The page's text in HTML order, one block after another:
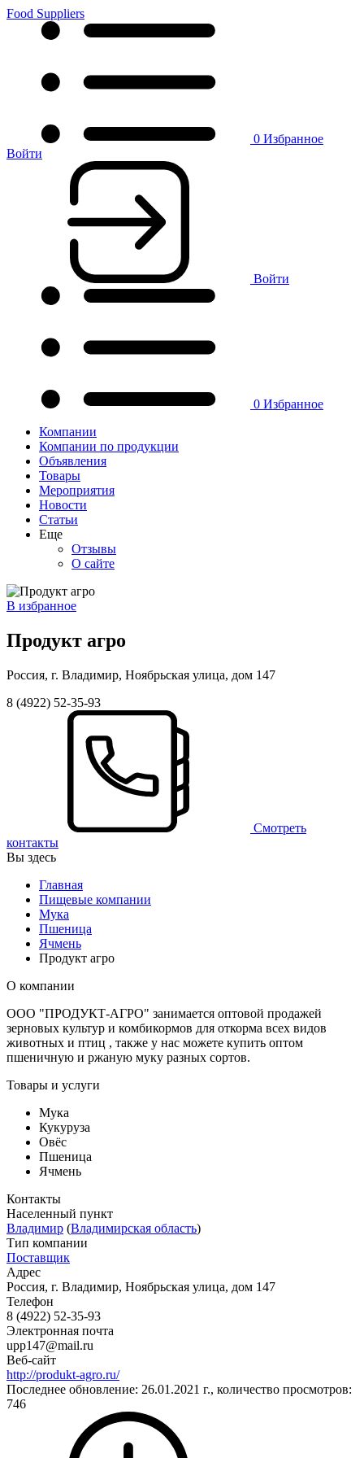
Food Suppliers
0 Избранное
Войти
Войти
0 Избранное
Компании
Компании по продукции
Объявления
Товары
Мероприятия
Новости
Статьи
Еще
Отзывы
О сайте
В избранное
Продукт агро
Россия, г. Владимир, Ноябрьская улица, дом 147
8 (4922) 52-35-93
Смотреть
контакты
Вы здесь
Главная
Пищевые компании
Мука
Пшеница
Ячмень
Продукт агро
О компании
ООО "ПРОДУКТ-АГРО" занимается оптовой продажей
зерновых культур и комбикормов для откорма всех видов
животных и птиц , также у нас можете купить оптом
пшеничную и ржаную муку разных сортов.
Товары и услуги
Мука
Кукуруза
Овёс
Пшеница
Ячмень
Контакты
Населенный пункт
Владимир (Владимирская область)
Тип компании
Поставщик
Адрес
Россия, г. Владимир, Ноябрьская улица, дом 147
Телефон
8 (4922) 52-35-93
Электронная почта
upp147@mail.ru
Веб-сайт
http://produkt-agro.ru/
Последнее обновление: 26.01.2021 г., количество просмотров:
746